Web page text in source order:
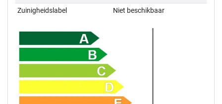
Zuinigheidslabel
Niet beschikbaar